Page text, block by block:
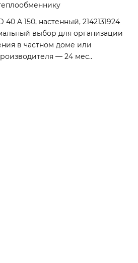
A 150, настенный, 2142131924
выбор для организации
в частном доме или
— 24 мес..